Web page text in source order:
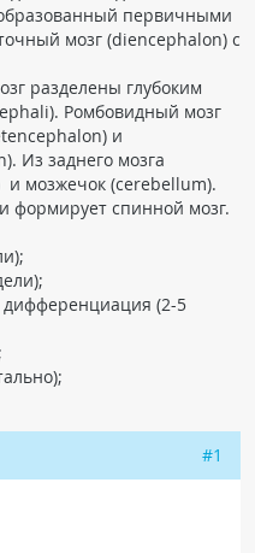
первичными
мозг (diencephalon) с
разделены глубоким
Ромбовидный мозг
и
Из заднего мозга
и мозжечок (сerebellum).
формирует спинной мозг.
(2-5
#1